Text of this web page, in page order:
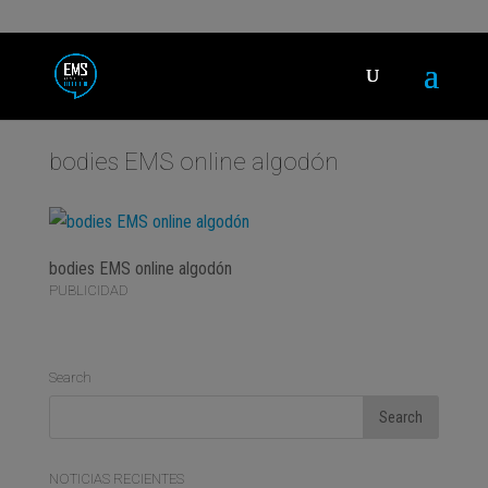
bodies EMS online algodón
bodies EMS online algodón
PUBLICIDAD
Search
NOTICIAS RECIENTES